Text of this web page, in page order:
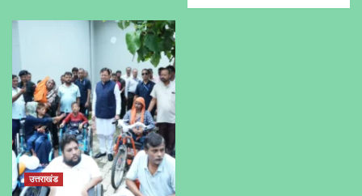
उत्तराखंड